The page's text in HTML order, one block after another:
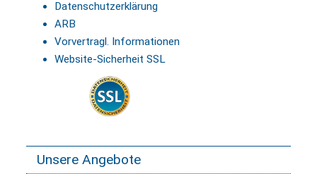
Datenschutzerklärung
ARB
Vorvertragl. Informationen
Website-Sicherheit SSL
Unsere Angebote